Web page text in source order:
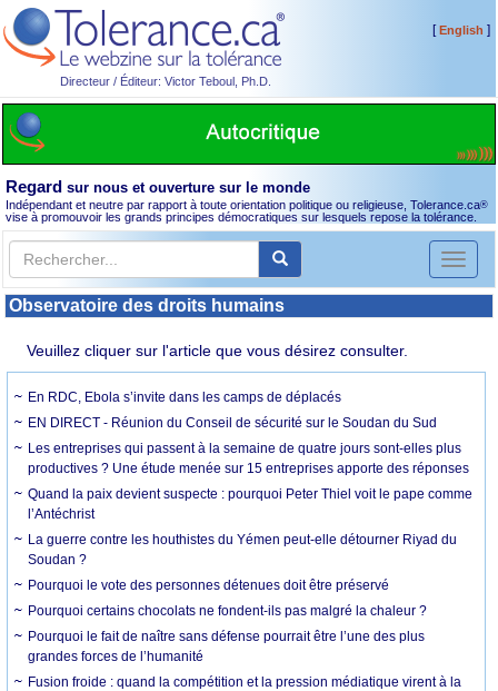
Directeur / Éditeur: Victor Teboul, Ph.D.
[English ]
Regard sur nous et ouverture sur le monde
Indépendant et neutre par rapport à toute orientation politique ou religieuse, Tolerance.ca®
vise à promouvoir les grands principes démocratiques sur lesquels repose la tolérance.
Toggle
Observatoire des droits humains
Veuillez cliquer sur l'article que vous désirez consulter.
En RDC, Ebola s’invite dans les camps de déplacés
EN DIRECT - Réunion du Conseil de sécurité sur le Soudan du Sud
Les entreprises qui passent à la semaine de quatre jours sont-elles plus
productives ? Une étude menée sur 15 entreprises apporte des réponses
Quand la paix devient suspecte : pourquoi Peter Thiel voit le pape comme
l’Antéchrist
La guerre contre les houthistes du Yémen peut-elle détourner Riyad du
Soudan ?
Pourquoi le vote des personnes détenues doit être préservé
Pourquoi certains chocolats ne fondent-ils pas malgré la chaleur ?
Pourquoi le fait de naître sans défense pourrait être l’une des plus
grandes forces de l’humanité
Fusion froide : quand la compétition et la pression médiatique virent à la